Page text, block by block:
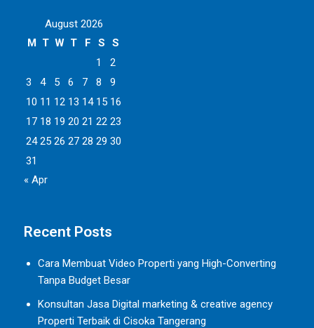
August 2026
M T W T F S
S
1
2
3
4 5 6 7 8
9
10 11 12 13 14 15 16
17 18 19 20 21 22 23
24 25 26 27 28 29 30
31
« Apr
Recent Posts
Cara Membuat Video Properti yang High-Converting
Tanpa Budget Besar
Konsultan Jasa Digital marketing & creative agency
Properti Terbaik di Cisoka Tangerang